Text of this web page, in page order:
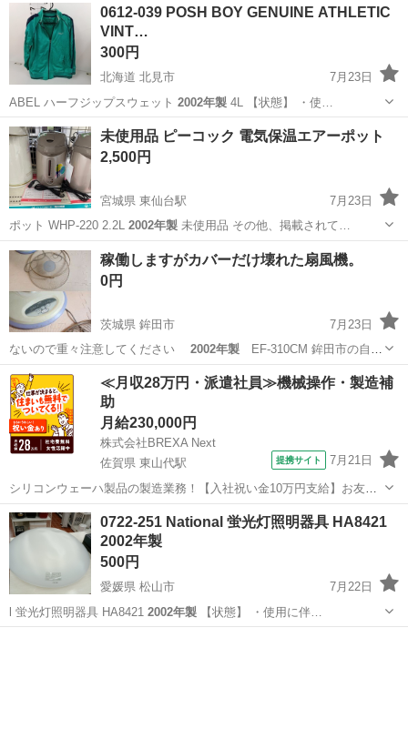
0612-039 POSH BOY GENUINE ATHLETIC
VINT…
300円
北海道 北見市
7月23日
ABEL ハーフジップスウェット 2002年製 4L 【状態】 ・使…
北海道 北見市 トレーナー 現地
未使用品 ピーコック 電気保温エアーポット
2,500円
宮城県 東仙台駅
7月23日
ポット WHP-220 2.2L 2002年製 未使用品 その他、掲載されて…
宮城 仙台市 東仙台駅 キッチン家電
稼働しますがカバーだけ壊れた扇風機。
0円
茨城県 鉾田市
7月23日
ないので重々注意してください 2002年製EF-310CM 鉾田市の自
宅…
茨城 鉾田市 家電 結束バンド
≪月収28万円・派遣社員≫機械操作・製造補
助
月給230,000円
株式会社BREXA Next
佐賀県 東山代駅
提携サイト 7月21日
シリコンウェーハ製品の製造業務！【入社祝い金10万円支給】お友達
やカップルとの応募OK◎年間休日129日＆休出なしでプライベート充
実♪業務はクリーンルームで快適作業◎自社正社員登用制度あり★1食
300円～の格安食堂あり！《佐...
佐賀 伊万里市 その他
0722-251 National 蛍光灯照明器具 HA8421
2002年製
500円
愛媛県 松山市
7月22日
l 蛍光灯照明器具 HA8421 2002年製 【状態】 ・使用に伴…